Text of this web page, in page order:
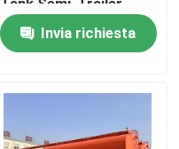
Tank Semi-Trailer
Invia richiesta